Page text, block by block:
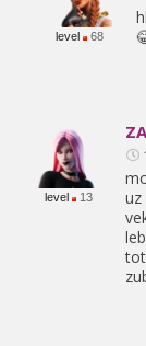
level 68
level 13
uz